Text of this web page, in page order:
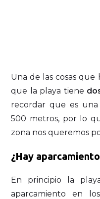
Una de las cosas
que la playa tiene
recordar que es una
500 metros, por lo
zona nos queremos
¿Hay
En principio la
aparcamiento en